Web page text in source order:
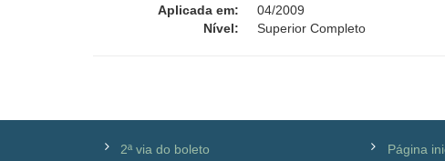
Aplicada em:
04/2009
Nível:
Superior Completo
2ª via do boleto
Página